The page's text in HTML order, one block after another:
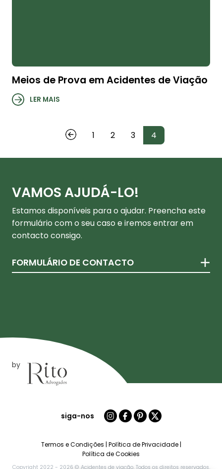
Meios de Prova em Acidentes de Viação
LER MAIS
1 2 3 4
VAMOS AJUDÁ-LO!
Estamos disponíveis para o ajudar. Preencha este
formulário com o seu caso e iremos entrar em
contacto consigo.
FORMULÁRIO DE CONTACTO
by
siga-nos
Termos e Condições Política de Privacidade
Política de Cookies
Copyright 2022 - 2026 © Acidentes de viação. Todos os direitos reservados.